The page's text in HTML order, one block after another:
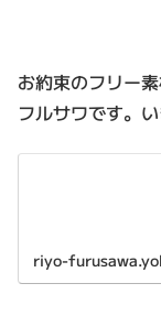
お約束のフリー
フルサワです。
riyo-